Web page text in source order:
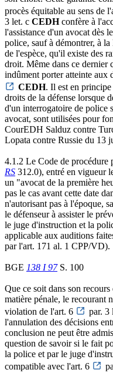
procès équitable au sens de
3 let. c CEDHconfère à
l'assistance d'un avocat dès
police, sauf à démontrer, à
de l'espèce, qu'il existe des
droit. Même dans ce dernier
indûment porter atteinte aux
CEDH. Il est en
droits de la défense lorsque
d'un interrogatoire de police
avocat, sont utilisées pour
CourEDH Salduz contre
Lopata contre Russie du 13
4.1.2 Le Code de procédure
RS 312.0), entré en vigueur
un "avocat de la première
pas le cas avant cette date
n'autorisant pas à l'époque,
le défenseur à assister le
le juge d'instruction et la
applicable aux auditions
par l'art. 171 al. 1 CPP/VD).
BGE 138 I 97S. 100
Que ce soit dans son
matière pénale, le recourant
violation de l'art. 6
par. 3
l'annulation des décisions
conclusion ne peut être
question de savoir si le fait
la police et par le juge
compatible avec l'art. 6